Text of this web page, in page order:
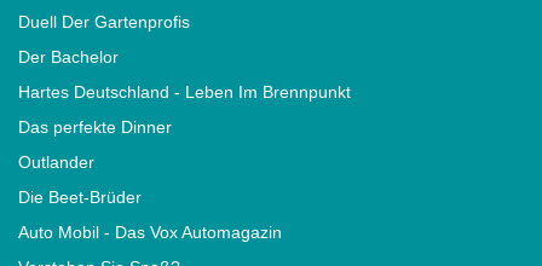
Duell Der Gartenprofis
Der Bachelor
Hartes Deutschland - Leben Im Brennpunkt
Das perfekte Dinner
Outlander
Die Beet-Brüder
Auto Mobil - Das Vox Automagazin